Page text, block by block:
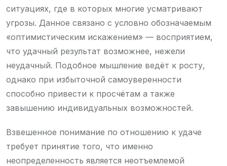
ситуациях, где в которых многие усматривают
угрозы. Данное связано с условно обозначаемым
«оптимистическим искажением» — восприятием,
что удачный результат возможнее, нежели
неудачный. Подобное мышление ведёт к росту,
однако при избыточной самоуверенности
способно привести к просчётам а также
завышению индивидуальных возможностей.
Взвешенное понимание по отношению к удаче
требует принятие того, что именно
неопределенность является неотъемлемой